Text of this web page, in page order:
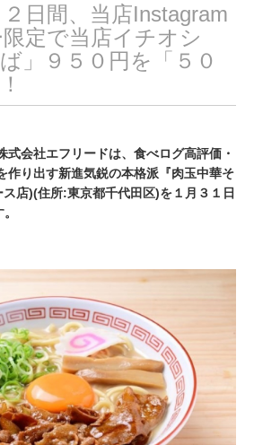
⽇間、当店Instagram
定で当店イチオシ
」９５０円を「５０
式会社エフリードは、食べログ高評価・
作り出す新進気鋭の本格派『肉玉中華そ
店)(住所:東京都千代田区)を１月３１日